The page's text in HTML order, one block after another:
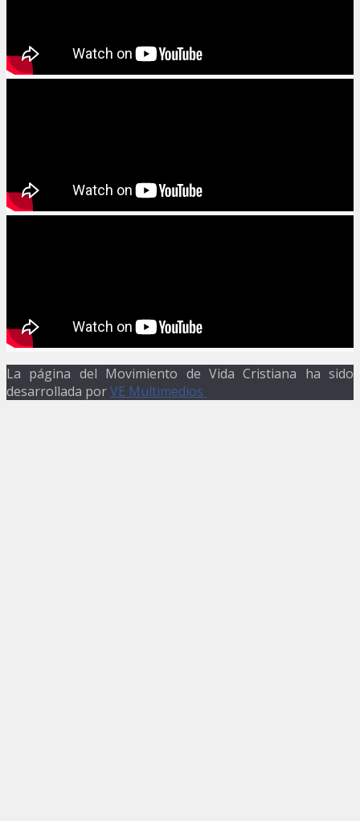
La página del Movimiento de Vida Cristiana ha sido
desarrollada porVE Multimedios